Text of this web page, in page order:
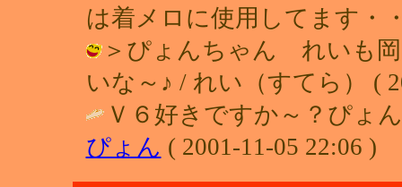
は着メロに使用してます・
＞ぴょんちゃん れいも岡
いな～♪ / れい（すてら） (
Ｖ６好きですか～？ぴょ
ぴょん ( 2001-11-05 22:06 )